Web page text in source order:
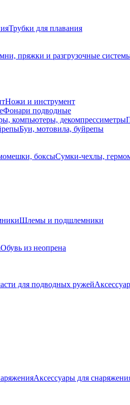
Трубки для плавания
Ножи и инструмент
Фонари подводные
Буи, мотовила, буйрепы
Сумки-чехлы,
Шлемы и подшлемники
Обувь из неопрена
Аксессуары для